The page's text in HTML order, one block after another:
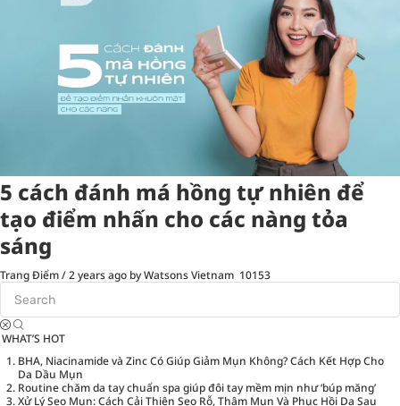
5 cách đánh má hồng tự nhiên để
tạo điểm nhấn cho các nàng tỏa
sáng
Trang Điểm/2 years ago by Watsons Vietnam 10153
WHAT’S HOT
BHA, Niacinamide và Zinc Có Giúp Giảm Mụn Không? Cách Kết Hợp Cho
Da Dầu Mụn
Routine chăm da tay chuẩn spa giúp đôi tay mềm mịn như ‘búp măng’
Xử Lý Sẹo Mụn: Cách Cải Thiện Sẹo Rỗ, Thâm Mụn Và Phục Hồi Da Sau